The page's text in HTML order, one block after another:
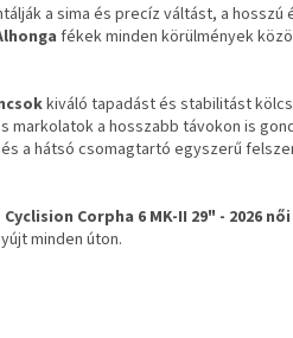
a sima és precíz váltást, a
fékek minden körülmények
kiváló tapadást és stabilitást
markolatok a hosszabb távokon is
a hátsó csomagtartó egyszerű
Cyclision Corpha 6 MK-II 29" - 2026
minden úton.